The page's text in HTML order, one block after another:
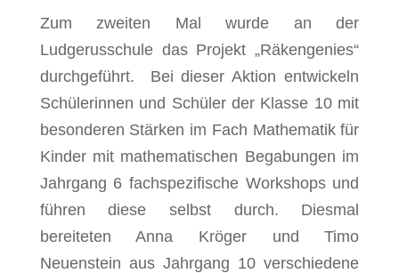
Zum zweiten Mal wurde an der
Ludgerusschule das Projekt „Räkengenies“
durchgeführt. Bei dieser Aktion entwickeln
Schülerinnen und Schüler der Klasse 10 mit
besonderen Stärken im Fach Mathematik für
Kinder mit mathematischen Begabungen im
Jahrgang 6 fachspezifische Workshops und
führen diese selbst durch. Diesmal
bereiteten Anna Kröger und Timo
Neuenstein aus Jahrgang 10 verschiedene